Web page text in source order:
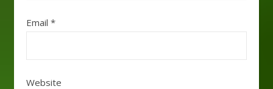
Email *
Website